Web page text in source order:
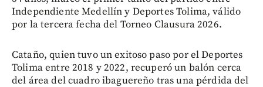
Independiente Medellín y Deportes Tolima, válido
por la tercera fecha del Torneo Clausura 2026.
Cataño, quien tuvo un exitoso paso por el Deportes
Tolima entre 2018 y 2022, recuperó un balón cerca
del área del cuadro ibaguereño tras una pérdida del